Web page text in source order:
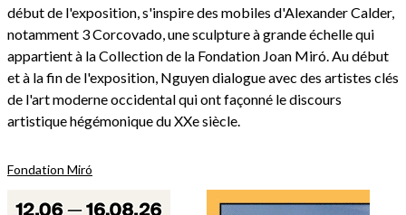
début de l'exposition, s'inspire des mobiles d'Alexander Calder,
notamment 3 Corcovado, une sculpture à grande échelle qui
appartient à la Collection de la Fondation Joan Miró. Au début
et à la fin de l'exposition, Nguyen dialogue avec des artistes clés
de l'art moderne occidental qui ont façonné le discours
artistique hégémonique du XXe siècle.
Fondation Miró